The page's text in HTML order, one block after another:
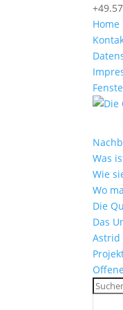
Home
Was
Wie
Wo
Die
Das
Astrid